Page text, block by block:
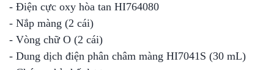
- Điện cực oxy hòa tan HI764080
- Nắp màng (2 cái)
- Vòng chữ O (2 cái)
- Dung dịch điện phân châm màng HI7041S (30 mL)